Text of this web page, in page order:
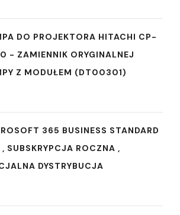
DO PROJEKTORA HITACHI CP-
- ZAMIENNIK ORYGINALNEJ
Z MODUŁEM (DT00301)
365 BUSINESS STANDARD
, SUBSKRYPCJA ROCZNA ,
DYSTRYBUCJA